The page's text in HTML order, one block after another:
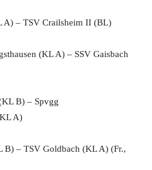
A) – TSV Crailsheim II (BL)
(KL A) – SSV Gaisbach
B) – Spvgg
A)
– TSV Goldbach (KL A) (Fr.,